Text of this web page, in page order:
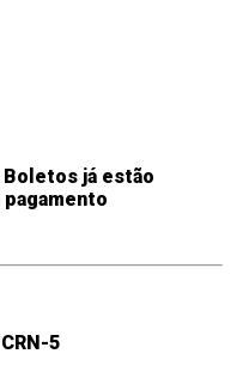
Boletos já estão
5